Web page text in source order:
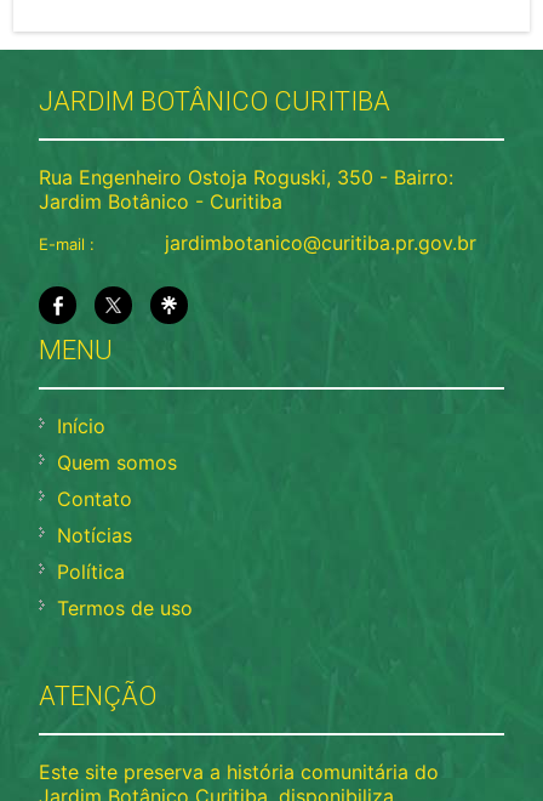
JARDIM BOTÂNICO CURITIBA
Rua Engenheiro Ostoja Roguski, 350 - Bairro:
Jardim Botânico - Curitiba
E-mail : jardimbotanico@curitiba.pr.gov.br
MENU
Início
Quem somos
Contato
Notícias
Política
Termos de uso
ATENÇÃO
Este site preserva a história comunitária do
Jardim Botânico Curitiba, disponibiliza